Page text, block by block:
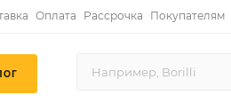
Оплата Рассрочка Покупателям